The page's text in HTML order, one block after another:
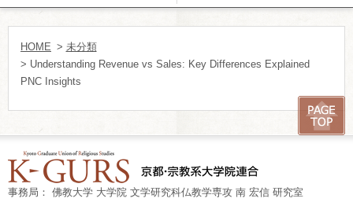
HOME > 未分類
> Understanding Revenue vs Sales: Key Differences Explained
PNC Insights
事務局： 佛教大学 大学院 文学研究科仏教学専攻 南 宏信 研究室